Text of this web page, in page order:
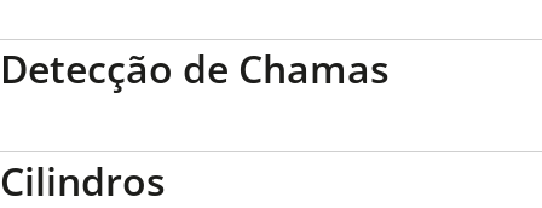
Detecção de Chamas
Cilindros